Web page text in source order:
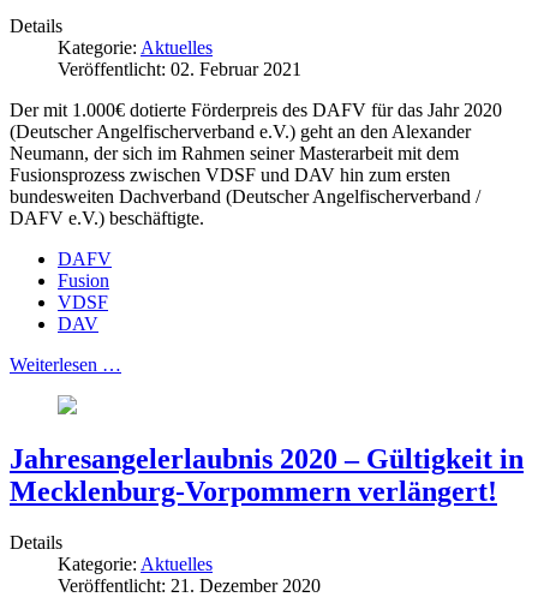
Details
Kategorie: Aktuelles
Veröffentlicht: 02. Februar 2021
Der mit 1.000€ dotierte Förderpreis des DAFV für das Jahr 2020
(Deutscher Angelfischerverband e.V.) geht an den Alexander
Neumann, der sich im Rahmen seiner Masterarbeit mit dem
Fusionsprozess zwischen VDSF und DAV hin zum ersten
bundesweiten Dachverband (Deutscher Angelfischerverband /
DAFV e.V.) beschäftigte.
DAFV
Fusion
VDSF
DAV
Weiterlesen …
Jahresangelerlaubnis 2020 – Gültigkeit in
Mecklenburg-Vorpommern verlängert!
Details
Kategorie: Aktuelles
Veröffentlicht: 21. Dezember 2020